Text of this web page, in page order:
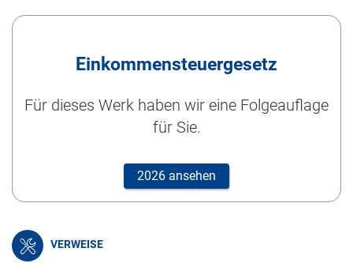
Einkommensteuergesetz
Für dieses Werk haben wir eine Folgeauflage
für Sie.
2026 ansehen
VERWEISE